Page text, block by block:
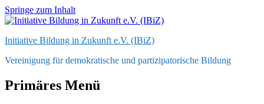
Springe zum Inhalt
Initiative Bildung in Zukunft e.V. (IBiZ)
Vereinigung für demokratische und partizipatorische Bildung
Primäres Menü